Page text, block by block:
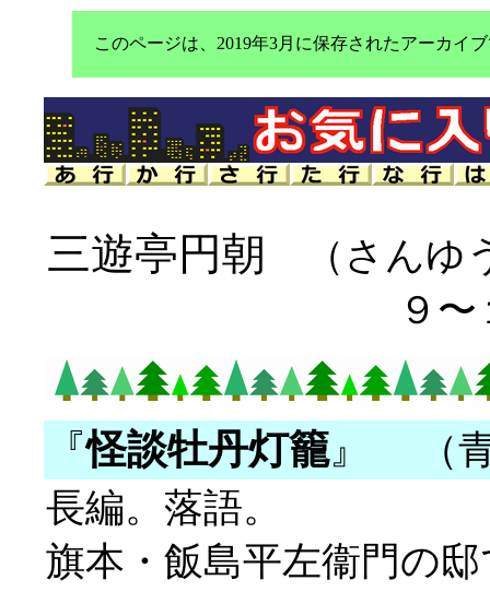
このページは、2019年3月に保存されたアーカイ
三遊亭円朝 （さんゆ
９
『怪談牡丹灯籠』
（青
長編。落語。
旗本・飯島平左衞門の